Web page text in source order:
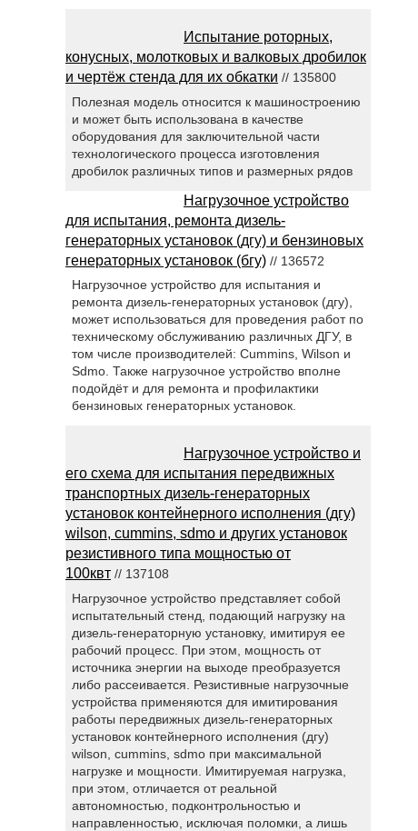
Испытание роторных,
конусных, молотковых и валковых дробилок
и чертёж стенда для их обкатки // 135800
Полезная модель относится к машиностроению
и может быть использована в качестве
оборудования для заключительной части
технологического процесса изготовления
дробилок различных типов и размерных рядов
Нагрузочное устройство
для испытания, ремонта дизель-
генераторных установок (дгу) и бензиновых
генераторных установок (бгу) // 136572
Нагрузочное устройство для испытания и
ремонта дизель-генераторных установок (дгу),
может использоваться для проведения работ по
техническому обслуживанию различных ДГУ, в
том числе производителей: Cummins, Wilson и
Sdmo. Также нагрузочное устройство вполне
подойдёт и для ремонта и профилактики
бензиновых генераторных установок.
Нагрузочное устройство и
его схема для испытания передвижных
транспортных дизель-генераторных
установок контейнерного исполнения (дгу)
wilson, cummins, sdmo и других установок
резистивного типа мощностью от
100квт // 137108
Нагрузочное устройство представляет собой
испытательный стенд, подающий нагрузку на
дизель-генераторную установку, имитируя ее
рабочий процесс. При этом, мощность от
источника энергии на выходе преобразуется
либо рассеивается. Резистивные нагрузочные
устройства применяются для имитирования
работы передвижных дизель-генераторных
установок контейнерного исполнения (дгу)
wilson, cummins, sdmo при максимальной
нагрузке и мощности. Имитируемая нагрузка,
при этом, отличается от реальной
автономностью, подконтрольностью и
направленностью, исключая поломки, а лишь